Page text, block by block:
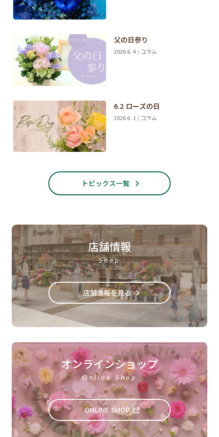
父の日参り
2026.6. 4 / コラム
6.2 ローズの日
2026.6. 1 / コラム
トピックス一覧
店舗情報
Shop
店舗情報を見る
オンラインショップ
Online Shop
ONLINE SHOP